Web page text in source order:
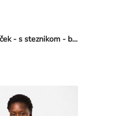
Push-up nedrček - s steznikom - bež